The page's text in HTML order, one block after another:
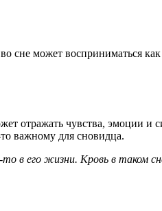
сне может восприниматься
отражать чувства, эмоции и
важному для сновидца.
в его жизни. Кровь в таком